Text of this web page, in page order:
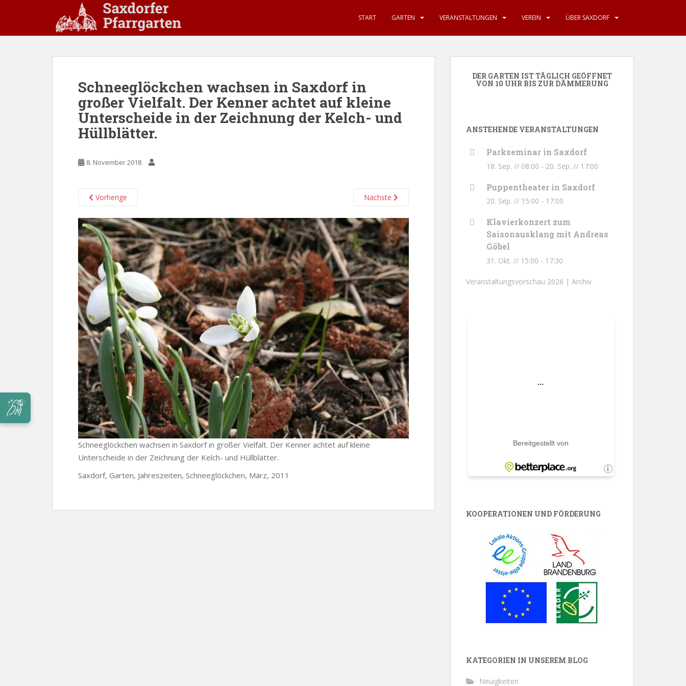
START GARTEN VERANSTALTUNGEN VEREIN ÜBER SAXDORF
Schneeglöckchen wachsen in Saxdorf in
großer Vielfalt. Der Kenner achtet auf kleine
Unterscheide in der Zeichnung der Kelch- und
Hüllblätter.
8. November 2018
Vorherige Nächste
Schneeglöckchen wachsen in Saxdorf in großer Vielfalt. Der Kenner achtet auf kleine
Unterscheide in der Zeichnung der Kelch- und Hüllblätter.
Saxdorf, Garten, Jahreszeiten, Schneeglöckchen, März, 2011
DER GARTEN IST TÄGLICH GEÖFFNET
VON 10 UHR BIS ZUR DÄMMERUNG
ANSTEHENDE VERANSTALTUNGEN
Parkseminar in Saxdorf
18. Sep. // 08:00 - 20. Sep. // 17:00
Puppentheater in Saxdorf
20. Sep. // 15:00 - 17:00
Klavierkonzert zum
Saisonausklang mit Andreas
Göbel
31. Okt. // 15:00 - 17:30
Veranstaltungsvorschau 2026 | Archiv
KOOPERATIONEN UND FÖRDERUNG
KATEGORIEN IN UNSEREM BLOG
Neuigkeiten